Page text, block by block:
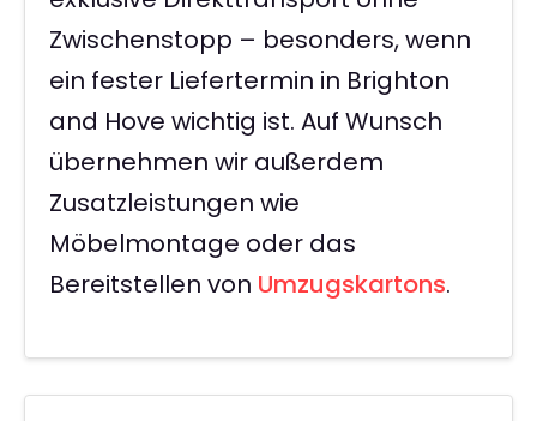
Zwischenstopp – besonders, wenn
ein fester Liefertermin in Brighton
and Hove wichtig ist. Auf Wunsch
übernehmen wir außerdem
Zusatzleistungen wie
Möbelmontage oder das
Bereitstellen von Umzugskartons.